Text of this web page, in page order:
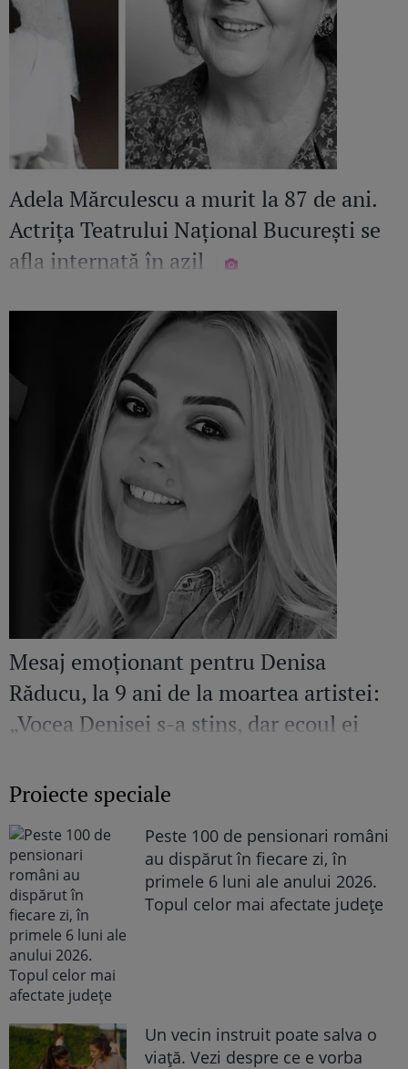
Adela Mărculescu a murit la 87 de ani.
Actrița Teatrului Național București se
afla internată în azil
Mesaj emoționant pentru Denisa
Răducu, la 9 ani de la moartea artistei:
„Vocea Denisei s-a stins, dar ecoul ei
Proiecte speciale
Peste 100 de pensionari români
au dispărut în fiecare zi, în
primele 6 luni ale anului 2026.
Topul celor mai afectate județe
Un vecin instruit poate salva o
viață. Vezi despre ce e vorba